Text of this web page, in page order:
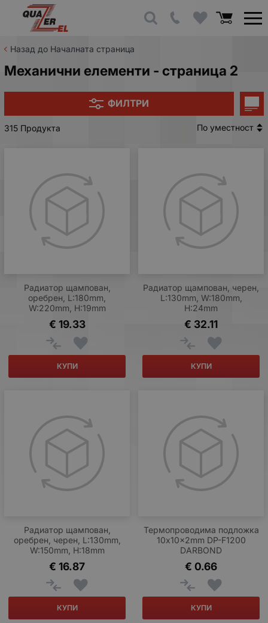
Назад до Началната страница
Механични елементи - страница 2
ФИЛТРИ
315 Продукта По уместност
Радиатор щампован,
оребрен, L:180mm,
W:220mm, H:19mm
19.33
€
КУПИ
Радиатор щампован, черен,
L:130mm, W:180mm,
H:24mm
32.11
€
КУПИ
Радиатор щампован,
оребрен, черен, L:130mm,
W:150mm, H:18mm
16.87
€
КУПИ
Термопроводима подложка
10x10x2mm DP-F1200
DARBOND
0.66
€
КУПИ